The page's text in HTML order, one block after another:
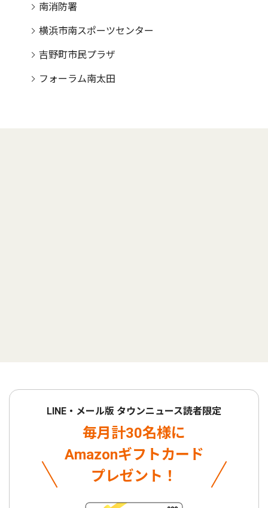
南消防署
横浜市南スポーツセンター
吉野町市民プラザ
フォーラム南太田
LINE・メール版 タウンニュース読者限定
毎月計30名様に
Amazonギフトカード
プレゼント！